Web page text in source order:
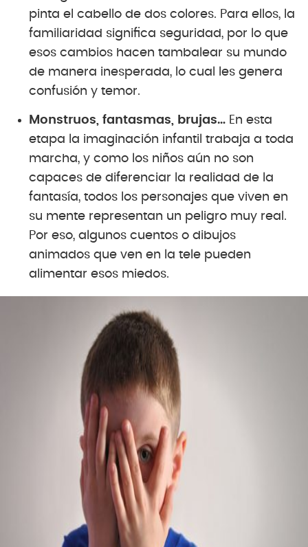
pinta el cabello de dos colores. Para ellos, la
familiaridad significa seguridad, por lo que
esos cambios hacen tambalear su mundo
de manera inesperada, lo cual les genera
confusión y temor.
Monstruos, fantasmas, brujas… En esta
etapa la imaginación infantil trabaja a toda
marcha, y como los niños aún no son
capaces de diferenciar la realidad de la
fantasía, todos los personajes que viven en
su mente representan un peligro muy real.
Por eso, algunos cuentos o dibujos
animados que ven en la tele pueden
alimentar esos miedos.